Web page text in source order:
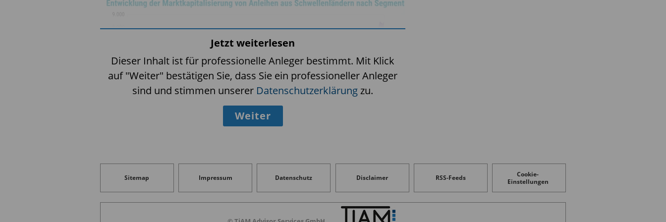
Die Anlageklasse EMD ist in den letzten zwei Jahrzehnten auf 8 Bio.
USD angewachsen – das sind 11 % des Weltanleihenmarkts.
Länder wie Brasilien, China und Indien konnten Staatsanleihen in
Jetzt weiterlesen
Dieser Inhalt ist für professionelle Anleger bestimmt. Mit Klick
auf "Weiter" bestätigen Sie, dass Sie ein professioneller Anleger
sind und stimmen unserer Datenschutzerklärungzu.
Weiter
Sitemap Impressum Datenschutz Disclaimer RSS-Feeds
Cookie-
Einstellungen